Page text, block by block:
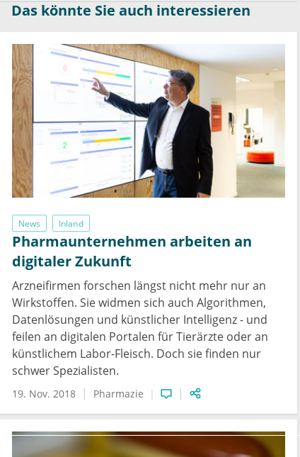
Das könnte Sie auch interessieren
News Inland
Pharmaunternehmen arbeiten an
digitaler Zukunft
Arzneifirmen forschen längst nicht mehr nur an
Wirkstoffen. Sie widmen sich auch Algorithmen,
Datenlösungen und künstlicher Intelligenz - und
feilen an digitalen Portalen für Tierärzte oder an
künstlichem Labor-Fleisch. Doch sie finden nur
schwer Spezialisten.
19. Nov. 2018 Pharmazie